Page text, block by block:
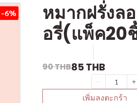
-6%
หมากฝรั่งล
อรี่(แพ็ค20
90 THB85 THB
เพิ่มลงตะกร้า